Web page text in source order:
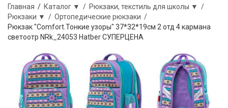
Главная / Каталог ▼ / Рюкзаки, текстиль для школы ▼ /
Рюкзаки ▼ / Ортопедические рюкзаки /
Рюкзак "Comfort.Тонкие узоры" 37*32*19см 2 отд 4 кармана
светоотр NRk_24053 Hatber СУПЕРЦЕНА